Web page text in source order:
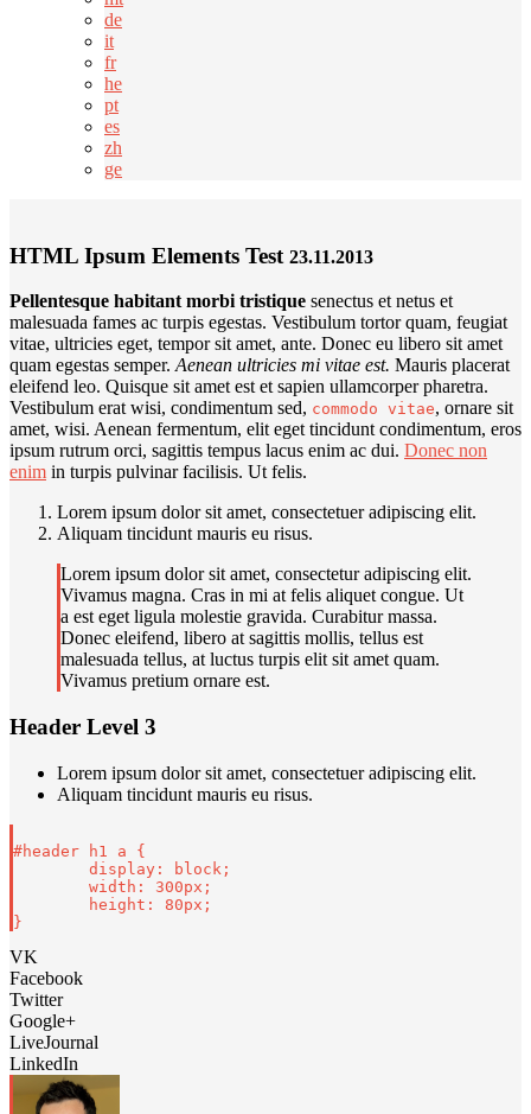
de
it
fr
he
pt
es
zh
ge
HTML Ipsum Elements Test 23.11.2013
Pellentesque habitant morbi tristique senectus et netus et
malesuada fames ac turpis egestas. Vestibulum tortor quam, feugiat
vitae, ultricies eget, tempor sit amet, ante. Donec eu libero sit amet
quam egestas semper.Aenean ultricies mi vitae est. Mauris placerat
eleifend leo. Quisque sit amet est et sapien ullamcorper pharetra.
Vestibulum erat wisi, condimentum sed, commodo vitae, ornare sit
amet, wisi. Aenean fermentum, elit eget tincidunt condimentum, eros
ipsum rutrum orci, sagittis tempus lacus enim ac dui. Donec non
enim in turpis pulvinar facilisis. Ut felis.
Lorem ipsum dolor sit amet, consectetuer adipiscing elit.
Aliquam tincidunt mauris eu risus.
Lorem ipsum dolor sit amet, consectetur adipiscing elit.
Vivamus magna. Cras in mi at felis aliquet congue. Ut
a est eget ligula molestie gravida. Curabitur massa.
Donec eleifend, libero at sagittis mollis, tellus est
malesuada tellus, at luctus turpis elit sit amet quam.
Vivamus pretium ornare est.
Header Level 3
Lorem ipsum dolor sit amet, consectetuer adipiscing elit.
Aliquam tincidunt mauris eu risus.
#header h1 a {
VK
Facebook
Twitter
Google+
LiveJournal
LinkedIn